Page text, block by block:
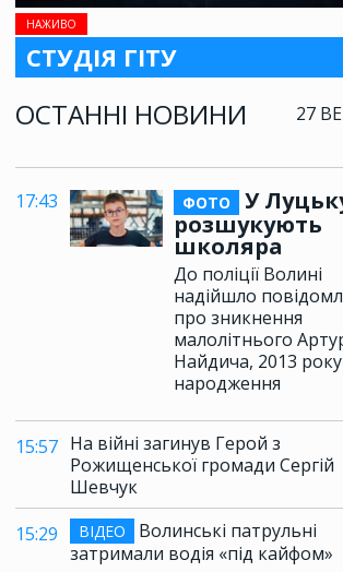
НАЖИВО
СТУДІЯ ГІТУ
ОСТАННІ НОВИНИ
27
17:43 ФОТО
У
розшукують
школяра
До поліції Волині
надійшло
про зникнення
малолітнього
Найдича, 2013 року
народження
15:57 На війні загинув Герой з
Рожищенської громади Сергій
Шевчук
15:29
ВІДЕО
Волинські патрульні
затримали водія «під кайфом»